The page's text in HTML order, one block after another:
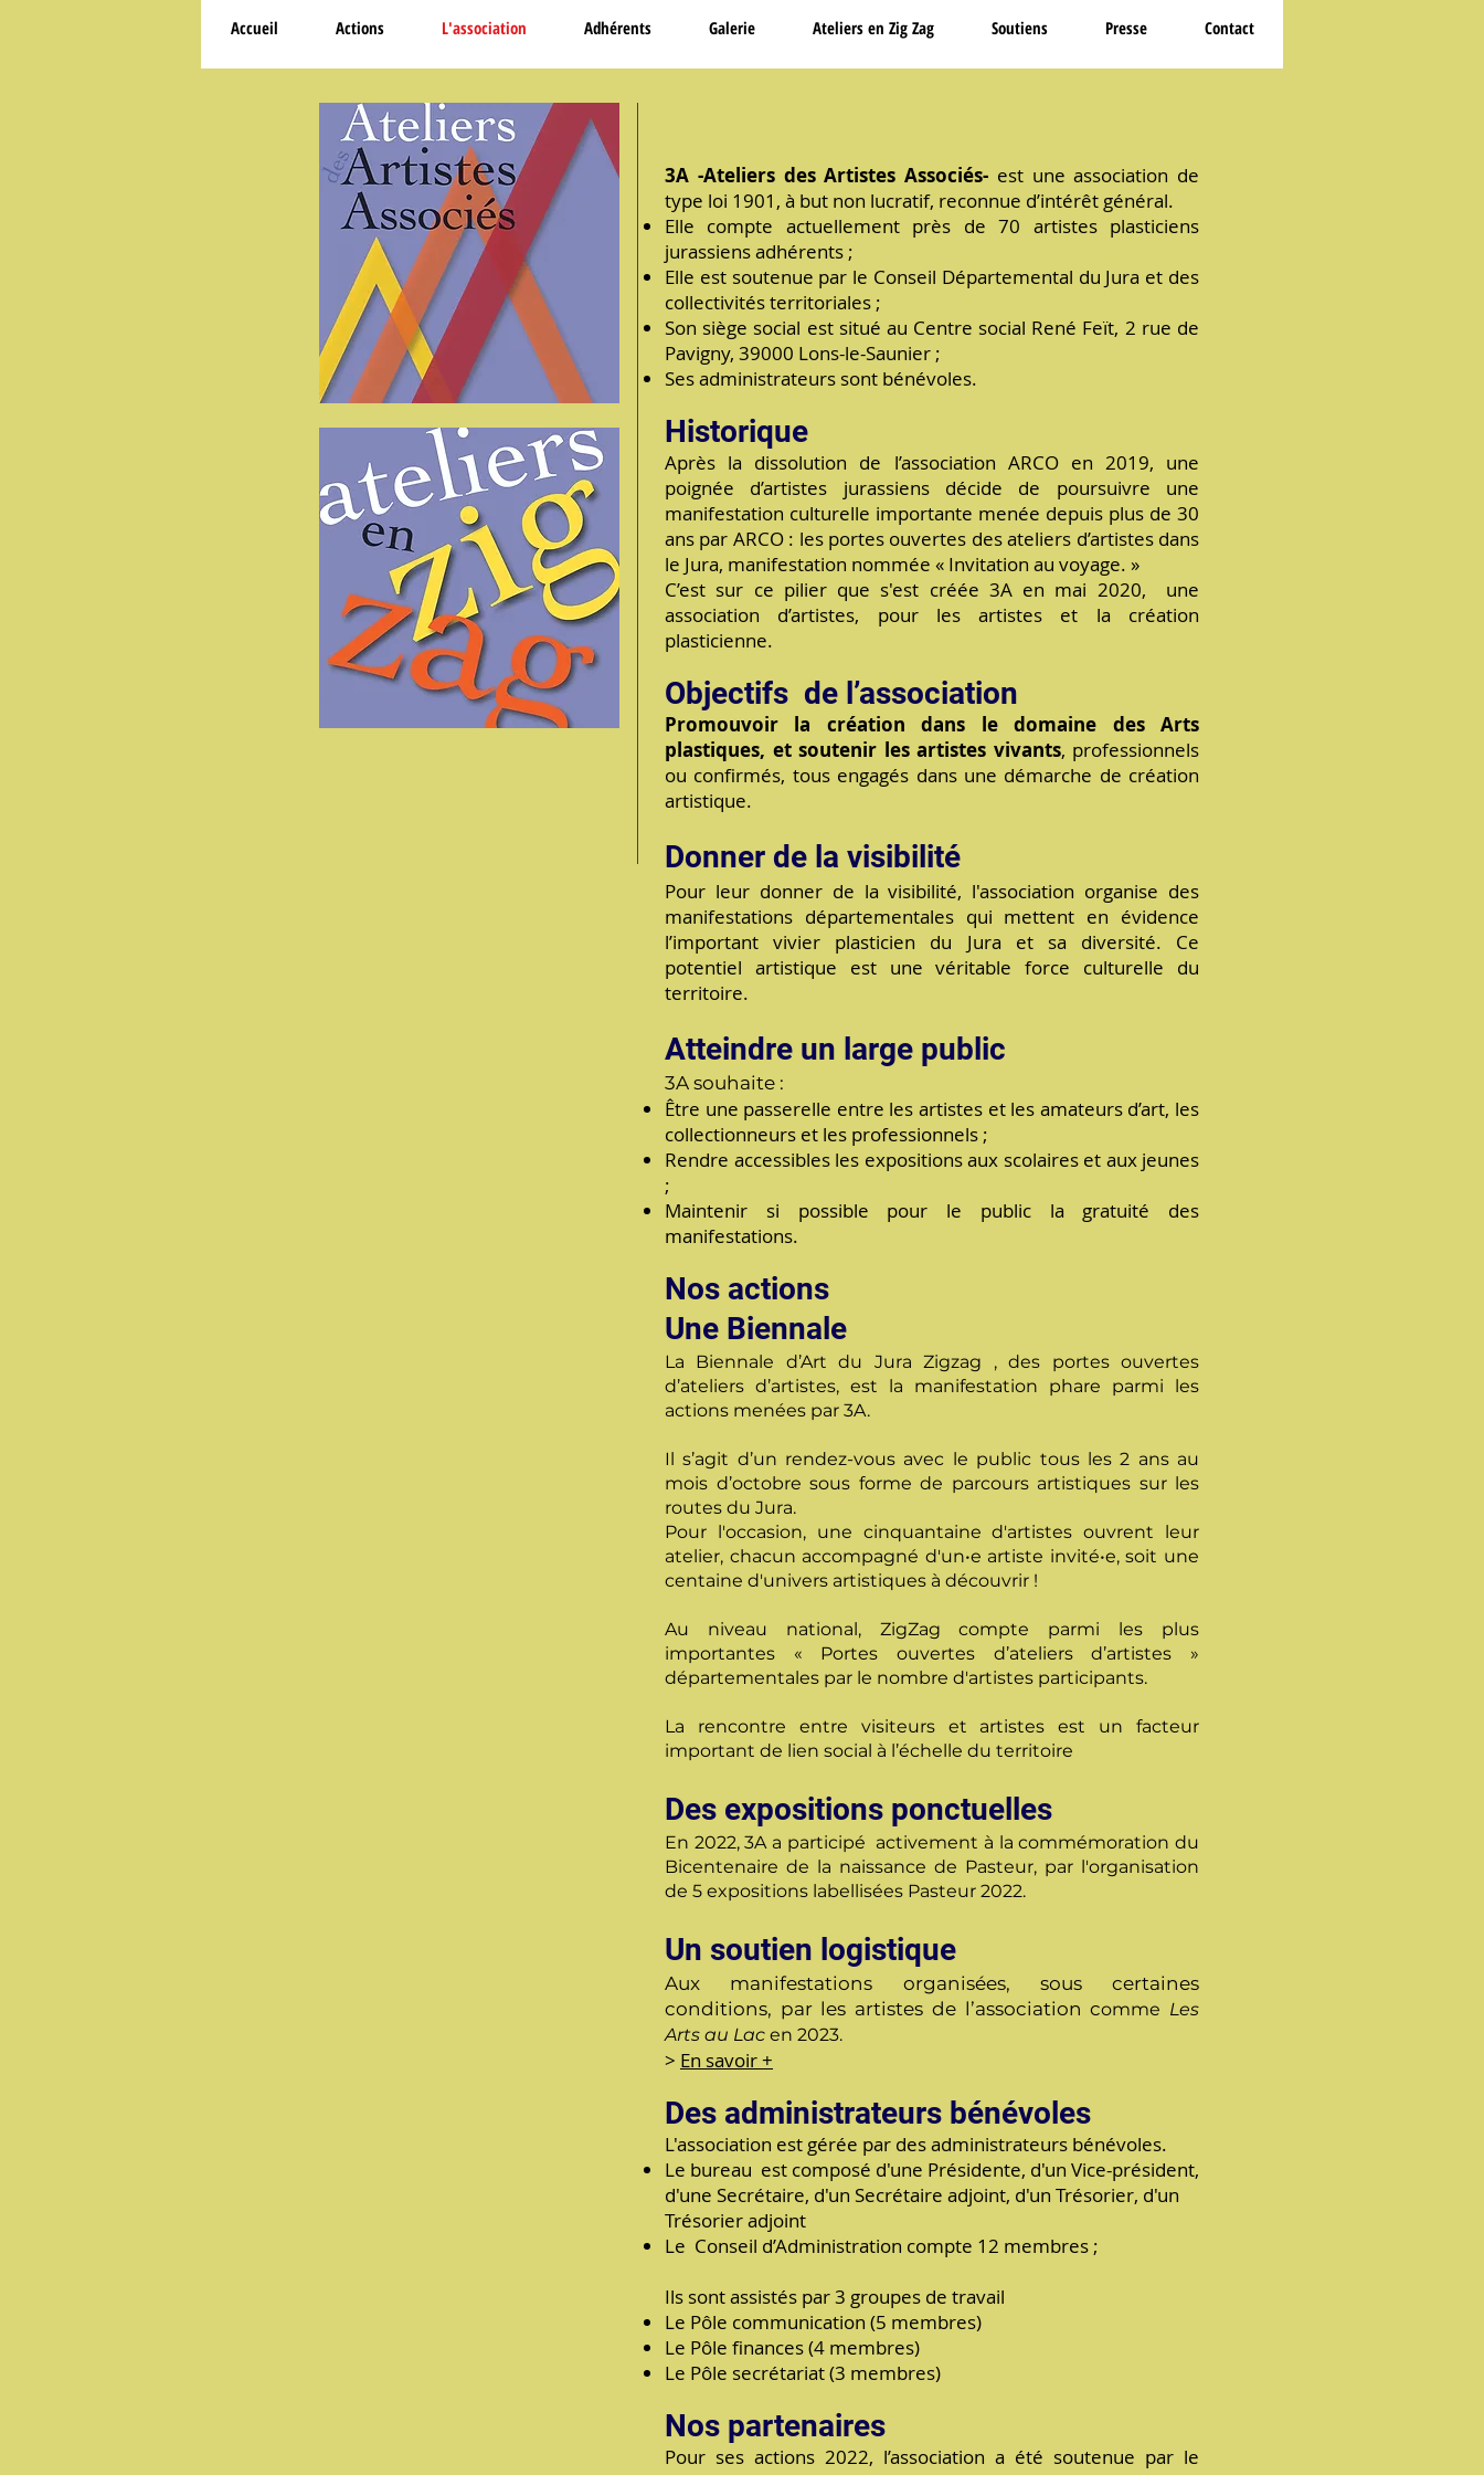
Accueil Actions L'association Adhérents Galerie Ateliers en Zig Zag Soutiens Presse Contact
3A -Ateliers des Artistes Associés- est une association de
type loi 1901, à but non lucratif, reconnue d’intérêt général.
Elle compte actuellement près de 70 artistes plasticiens
jurassiens adhérents ;
Elle est soutenue par le Conseil Départemental du Jura et des
collectivités territoriales ;
Son siège social est situé au Centre social René Feït, 2 rue de
Pavigny, 39000 Lons-le-Saunier ;
Ses administrateurs sont bénévoles.
Historique
Après la dissolution de l’association ARCO en 2019, une
poignée d’artistes jurassiens décide de poursuivre une
manifestation culturelle importante menée depuis plus de 30
ans par ARCO : les portes ouvertes des ateliers d’artistes dans
le Jura, manifestation nommée « Invitation au voyage. »
C’est sur ce pilier que s'est créée 3A en mai 2020, une
association d’artistes, pour les artistes et la création
plasticienne.
Objectifs de l’association
Promouvoir la création dans le domaine des Arts
plastiques, et soutenir les artistes vivants, professionnels
ou confirmés, tous engagés dans une démarche de création
artistique.
Donner de la visibilité
Pour leur donner de la visibilité, l'association organise des
manifestations départementales qui mettent en évidence
l’important vivier plasticien du Jura et sa diversité. Ce
potentiel artistique est une véritable force culturelle du
territoire.
Atteindre un large public
3A souhaite :
Être une passerelle entre les artistes et les amateurs d’art, les
collectionneurs et les professionnels ;
Rendre accessibles les expositions aux scolaires et aux jeunes
;
Maintenir si possible pour le public la gratuité des
manifestations.
Nos actions
Une Biennale
La Biennale d’Art du Jura Zigzag , des portes ouvertes
d’ateliers d’artistes, est la manifestation phare parmi les
actions menées par 3A.
Il s’agit d’un rendez-vous avec le public tous les 2 ans au
mois d’octobre sous forme de parcours artistiques sur les
routes du Jura.
Pour l'occasion, une cinquantaine d'artistes ouvrent leur
atelier, chacun accompagné d'un•e artiste invité•e, soit une
centaine d'univers artistiques à découvrir !
Au niveau national, ZigZag compte parmi les plus
importantes « Portes ouvertes d’ateliers d’artistes »
départementales par le nombre d'artistes participants.
La rencontre entre visiteurs et artistes est un facteur
important de lien social à l’échelle du territoire
Des expositions ponctuelles
En 2022, 3A a participé activement à la commémoration du
Bicentenaire de la naissance de Pasteur, par l'organisation
de 5 expositions labellisées Pasteur 2022.
Un soutien logistique
Aux manifestations organisées, sous certaines
conditions, par les artistes de l’association comme Les
Arts au Lac en 2023.
> En savoir +
Des administrateurs bénévoles
L'association est gérée par des administrateurs bénévoles.
Le bureau est composé d'une Présidente, d'un Vice-président,
d'une Secrétaire, d'un Secrétaire adjoint, d'un Trésorier, d'un
Trésorier adjoint
Le Conseil d’Administration compte 12 membres ;
Ils sont assistés par 3 groupes de travail
Le Pôle communication (5 membres)
Le Pôle finances (4 membres)
Le Pôle secrétariat (3 membres)
Nos partenaires
Pour ses actions 2022, l’association a été soutenue par le